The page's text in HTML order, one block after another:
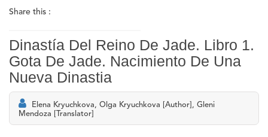
Share this :
Dinastía Del Reino De Jade. Libro 1.
Gota De Jade. Nacimiento De Una
Nueva Dinastia
Elena Kryuchkova, Olga Kryuchkova [Author], Gleni
Mendoza [Translator]